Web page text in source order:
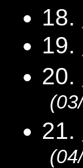
18.
19.
20.
21.